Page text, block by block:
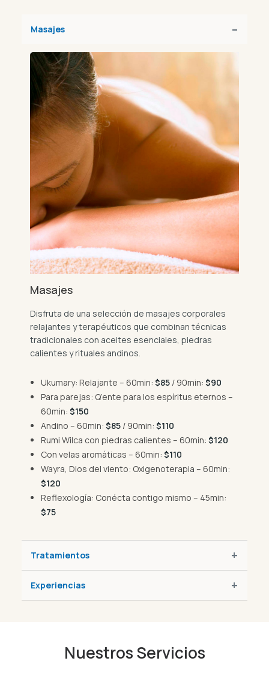
Masajes
Masajes
Disfruta de una selección de masajes corporales
relajantes y terapéuticos que combinan técnicas
tradicionales con aceites esenciales, piedras
calientes y rituales andinos.
Ukumary: Relajante – 60min: $85 / 90min: $90
Para parejas: Q’ente para los espíritus eternos –
60min: $150
Andino – 60min: $85 / 90min: $110
Rumi Wilca con piedras calientes – 60min: $120
Con velas aromáticas – 60min: $110
Wayra, Dios del viento: Oxigenoterapia – 60min:
$120
Reflexología: Conécta contigo mismo – 45min:
$75
Tratamientos
Experiencias
Nuestros Servicios